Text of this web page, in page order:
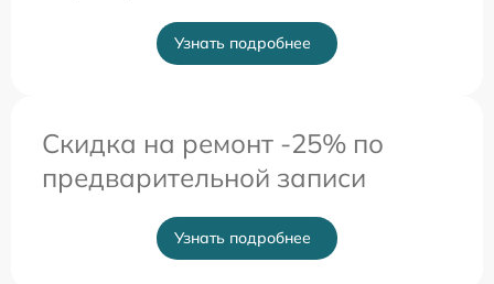
Узнать подробнее
Скидка на ремонт -25% по
предварительной записи
Узнать подробнее